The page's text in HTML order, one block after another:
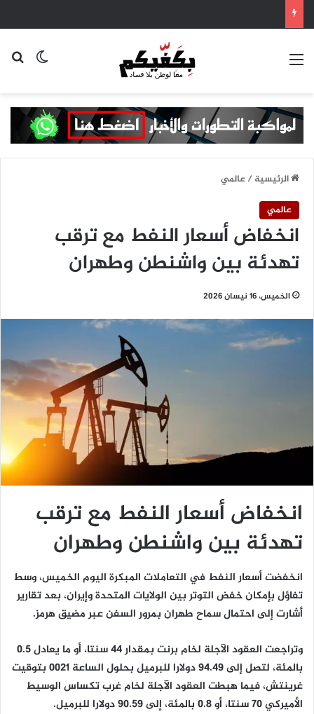
القائمة
الرئيسية/عالمي
عالمي
انخفاض أسعار النفط مع ترقب
تهدئة بين واشنطن وطهران
الخميس، 16 نيسان 2026
انخفاض أسعار النفط مع ترقب
تهدئة بين واشنطن وطهران
انخفضت أسعار النفط في التعاملات المبكرة اليوم الخميس، وسط
تفاؤل بإمكان خفض التوتر بين الولايات المتحدة وإيران، بعد تقارير
أشارت إلى احتمال سماح طهران بمرور السفن عبر مضيق هرمز.
وتراجعت العقود الآجلة لخام برنت بمقدار 44 سنتا، أو ما يعادل 0.5
بالمئة، لتصل إلى 94.49 دولارا للبرميل بحلول الساعة 0021 بتوقيت
غرينتش، فيما هبطت العقود الآجلة لخام غرب تكساس الوسيط
الأميركي 70 سنتا، أو 0.8 بالمئة، إلى 90.59 دولارا للبرميل.